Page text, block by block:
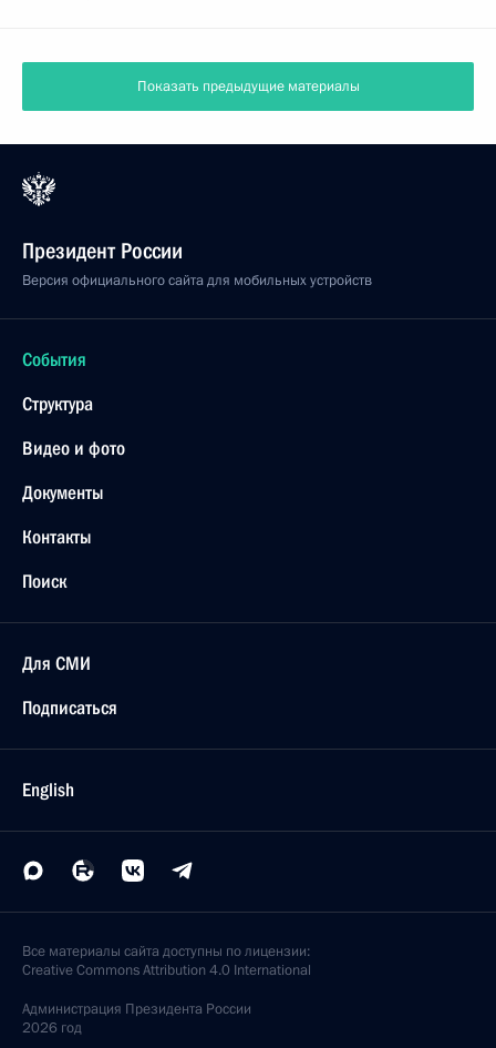
Армения
21 сентября 2022 года, 09:30
Коллективу Российского государственного
Волкова, родным и близким С.В.Пускепалиса
20 сентября 2022 года, 18:10
Алану Гаглоеву, Президенту Республики Южная
Осетия
межрегионального форума
19 сентября 2022 года, 09:35
Участникам, организаторам и гостям
Родным и близким В.Н.Сунгоркина
всероссийских спортивных игр школьников
14 сентября 2022 года, 10:30